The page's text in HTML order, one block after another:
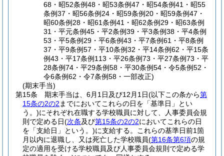
68・昭52条例48・昭53条例47・昭54条例41・昭55
条例37・昭56条例24・昭59条例20・昭59条例47・
昭60条例28・昭61条例41・昭62条例29・昭63条例
31・平元条例45・平2条例39・平3条例38・平4条例
53・平5条例29・平6条例43・平7条例61・平8条例
37・平9条例57・平10条例32・平14条例62・平15条
例43・平17条例113・平26条例73・平27条例73・平
28条例74・平29条例58・平30条例54・令5条例52・
令6条例62・令7条例58・一部改正)
(期末手当)
第15条
期末手当は、6月1日及び12月1日(以下この条から第
15条の2の2 までにおいてこれらの日を「基準日」とい
う。)にそれぞれ在職する学校職員に対して、人事委員会規
則で定める日(次条及び第15条の2の2においてこれらの日
を「支給日」という。)に支給する。
これらの基準日前1箇
月以内に退職し、又は死亡した学校職員(第16条第6項の規
定の適用を受ける学校職員及び人事委員会規則で定める学